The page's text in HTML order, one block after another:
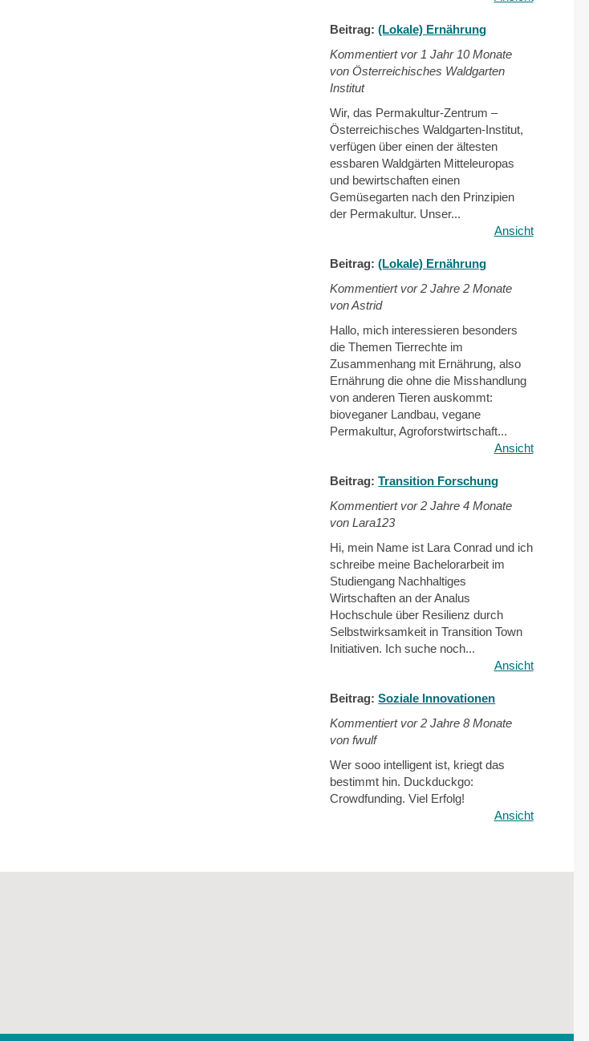
Beitrag:(Lokale) Ernährung
Kommentiert vor 1 Jahr 10 Monate
von Österreichisches Waldgarten
Institut
Wir, das Permakultur-Zentrum –
Österreichisches Waldgarten-Institut,
verfügen über einen der ältesten
essbaren Waldgärten Mitteleuropas
und bewirtschaften einen
Gemüsegarten nach den Prinzipien
der Permakultur. Unser...
Ansicht
Beitrag:(Lokale) Ernährung
Kommentiert vor2 Jahre 2 Monate
von Astrid
Hallo, mich interessieren besonders
die Themen Tierrechte im
Zusammenhang mit Ernährung, also
Ernährung die ohne die Misshandlung
von anderen Tieren auskommt:
bioveganer Landbau, vegane
Permakultur, Agroforstwirtschaft...
Ansicht
Beitrag:Transition Forschung
Kommentiert vor2 Jahre 4 Monate
von Lara123
Hi, mein Name ist Lara Conrad und ich
schreibe meine Bachelorarbeit im
Studiengang Nachhaltiges
Wirtschaften an der Analus
Hochschule über Resilienz durch
Selbstwirksamkeit in Transition Town
Initiativen. Ich suche noch...
Ansicht
Beitrag:Soziale Innovationen
Kommentiert vor2 Jahre 8 Monate
von fwulf
Wer sooo intelligent ist, kriegt das
bestimmt hin. Duckduckgo:
Crowdfunding. Viel Erfolg!
Ansicht